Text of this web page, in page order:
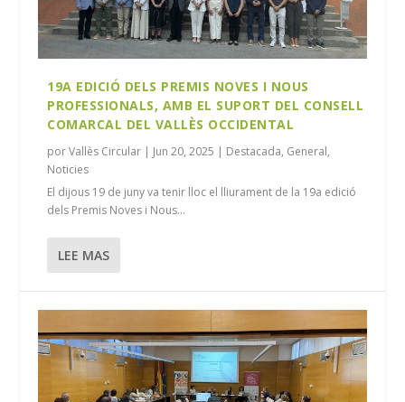
19A EDICIÓ DELS PREMIS NOVES I NOUS
PROFESSIONALS, AMB EL SUPORT DEL CONSELL
COMARCAL DEL VALLÈS OCCIDENTAL
porVallès Circular | Jun 20, 2025 | Destacada, General,
Noticies
El dijous 19 de juny va tenir lloc el lliurament de la 19a edició
dels Premis Noves i Nous...
LEE MAS